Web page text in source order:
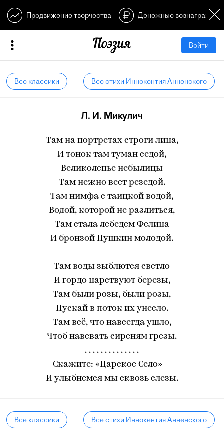
Продвижение творчества Денежные
Войти
Все классики Все стихи Иннокентия Анненского
Л. И. Микулич
Там на портретах строги лица,
И тонок там туман седой,
Великолепье небылицы
Там нежно веет резедой.
Там нимфа с таицкой водой,
Водой, которой не разлиться,
Там стала лебедем Фелица
И бронзой Пушкин молодой.
Там воды зыблются светло
И гордо царствуют березы,
Там были розы, были розы,
Пускай в поток их унесло.
Там всё, что навсегда ушло,
Чтоб навевать сиреням грезы.
. . . . . . . . . . . . . .
Скажите: «Царское Село» —
И улыбнемся мы сквозь слезы.
Все классики Все стихи Иннокентия Анненского